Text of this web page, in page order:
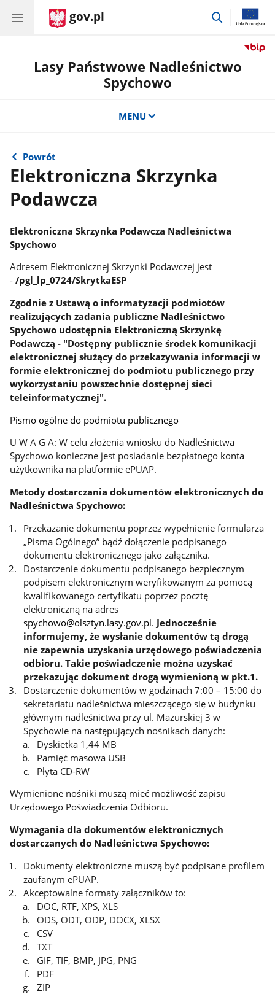
gov.pl
przejdź
Lasy Państwowe Nadleśnictwo
Spychowo
MENU
Powrót
Elektroniczna Skrzynka
Podawcza
Elektroniczna Skrzynka Podawcza Nadleśnictwa
Spychowo
Adresem Elektronicznej Skrzynki Podawczej jest
-/pgl_lp_0724/SkrytkaESP
Zgodnie z Ustawą o informatyzacji podmiotów
realizujących zadania publiczne Nadleśnictwo
Spychowo udostępnia Elektroniczną Skrzynkę
Podawczą - "Dostępny publicznie środek komunikacji
elektronicznej służący do przekazywania informacji w
formie elektronicznej do podmiotu publicznego przy
wykorzystaniu powszechnie dostępnej sieci
teleinformatycznej".
Pismo ogólne do podmiotu publicznego
U W A G A: W celu złożenia wniosku do Nadleśnictwa
Spychowo konieczne jest posiadanie bezpłatnego konta
użytkownika na platformie ePUAP.
Metody dostarczania dokumentów elektronicznych do
Nadleśnictwa Spychowo:
Przekazanie dokumentu poprzez wypełnienie formularza
„Pisma Ogólnego” bądź dołączenie podpisanego
dokumentu elektronicznego jako załącznika.
Dostarczenie dokumentu podpisanego bezpiecznym
podpisem elektronicznym weryfikowanym za pomocą
kwalifikowanego certyfikatu poprzez pocztę
elektroniczną na adres
spychowo@olsztyn.lasy.gov.pl. Jednocześnie
informujemy, że wysłanie dokumentów tą drogą
nie zapewnia uzyskania urzędowego poświadczenia
odbioru. Takie poświadczenie można uzyskać
przekazując dokument drogą wymienioną w pkt.1.
Dostarczenie dokumentów w godzinach 7:00 – 15:00 do
sekretariatu nadleśnictwa mieszczącego się w budynku
głównym nadleśnictwa przy ul. Mazurskiej 3 w
Spychowie na następujących nośnikach danych:
Dyskietka 1,44 MB
Pamięć masowa USB
Płyta CD-RW
Wymienione nośniki muszą mieć możliwość zapisu
Urzędowego Poświadczenia Odbioru.
Wymagania dla dokumentów elektronicznych
dostarczanych do Nadleśnictwa Spychowo:
Dokumenty elektroniczne muszą być podpisane profilem
zaufanym ePUAP.
Akceptowalne formaty załączników to:
DOC, RTF, XPS, XLS
ODS, ODT, ODP, DOCX, XLSX
CSV
TXT
GIF, TIF, BMP, JPG, PNG
PDF
ZIP